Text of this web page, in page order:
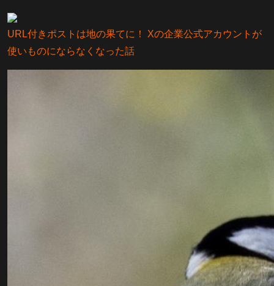
URL付きポストは地の果てに！ Xの企業公式アカウントが
使いものにならなくなった話